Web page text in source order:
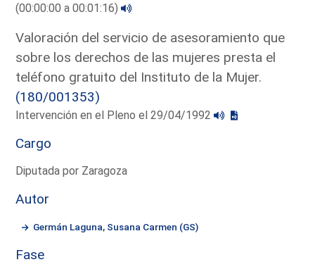
(00:00:00 a 00:01:16)
Valoración del servicio de asesoramiento que
sobre los derechos de las mujeres presta el
teléfono gratuito del Instituto de la Mujer.
(180/001353)
Intervención en el Pleno el 29/04/1992
Cargo
Diputada por Zaragoza
Autor
Germán Laguna, Susana Carmen (GS)
Fase